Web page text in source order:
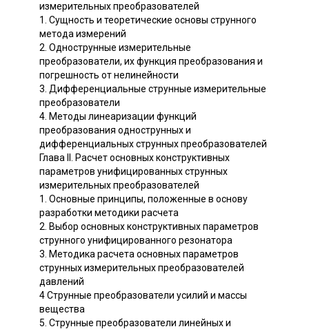
измерительных преобразователей
1. Сущность и теоретические основы струнного
метода измерений
2. Однострунные измерительные
преобразователи, их функция преобразования и
погрешность от нелинейности
3. Дифференциальные струнные измерительные
преобразователи
4. Методы линеаризации функций
преобразования однострунных и
дифференциальных струнных преобразователей
Глава II. Расчет основных конструктивных
параметров унифицированных струнных
измерительных преобразователей
1. Основные принципы, положенные в основу
разработки методики расчета
2. Выбор основных конструктивных параметров
струнного унифицированного резонатора
3. Методика расчета основных параметров
струнных измерительных преобразователей
давлений
4 Струнные преобразователи усилий и массы
вещества
5. Струнные преобразователи линейных и